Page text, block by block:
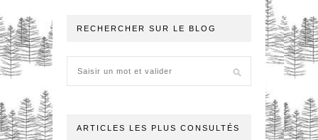
RECHERCHER SUR LE BLOG
ARTICLES LES PLUS CONSULTÉS